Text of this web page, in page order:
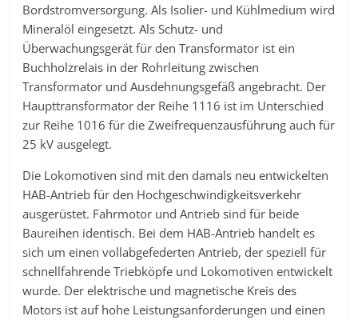
Bordstromversorgung. Als Isolier- und Kühlmedium wird
Mineralöl eingesetzt. Als Schutz- und
Überwachungsgerät für den Transformator ist ein
Buchholzrelais in der Rohrleitung zwischen
Transformator und Ausdehnungsgefäß angebracht. Der
Haupttransformator der Reihe 1116 ist im Unterschied
zur Reihe 1016 für die Zweifrequenzausführung auch für
25 kV ausgelegt.
Die Lokomotiven sind mit den damals neu entwickelten
HAB-Antrieb für den Hochgeschwindigkeitsverkehr
ausgerüstet. Fahrmotor und Antrieb sind für beide
Baureihen identisch. Bei dem HAB-Antrieb handelt es
sich um einen vollabgefederten Antrieb, der speziell für
schnellfahrende Triebköpfe und Lokomotiven entwickelt
wurde. Der elektrische und magnetische Kreis des
Motors ist auf hohe Leistungsanforderungen und einen